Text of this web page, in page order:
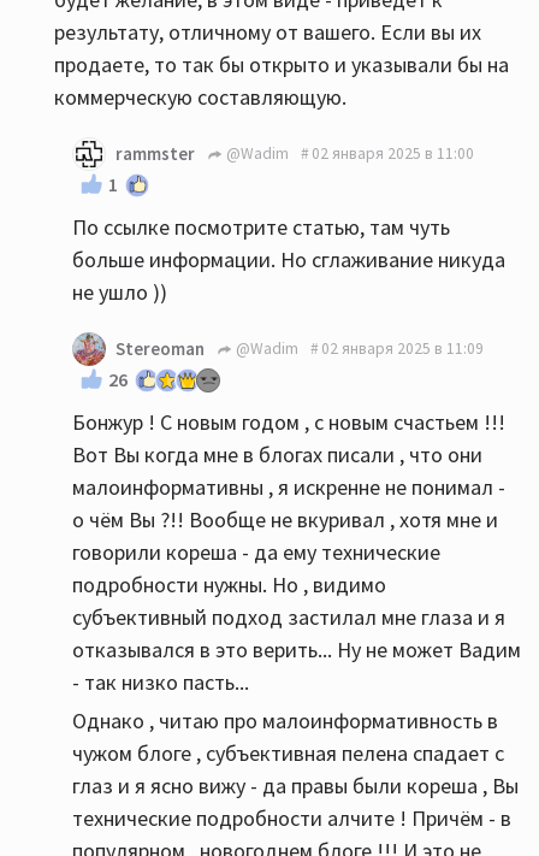
результату, отличному от вашего. Если вы их
продаете, то так бы открыто и указывали бы на
коммерческую составляющую.
rammster @Wadim 02 января 2025 в 11:00
1
По ссылке посмотрите статью, там чуть
больше информации. Но сглаживание никуда
не ушло ))
Stereoman @Wadim 02 января 2025 в 11:09
26
Бонжур ! С новым годом , с новым счастьем !!!
Вот Вы когда мне в блогах писали , что они
малоинформативны , я искренне не понимал -
о чём Вы ?!! Вообще не вкуривал , хотя мне и
говорили кореша - да ему технические
подробности нужны. Но , видимо
субъективный подход застилал мне глаза и я
отказывался в это верить... Ну не может Вадим
- так низко пасть...
Однако , читаю про малоинформативность в
чужом блоге , субъективная пелена спадает с
глаз и я ясно вижу - да правы были кореша , Вы
технические подробности алчите ! Причём - в
популярном , новогоднем блоге !!! И это не